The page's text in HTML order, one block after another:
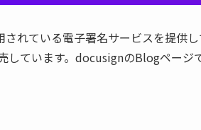
れている電子署名サービスを提供
しています。docusignのBlogペー